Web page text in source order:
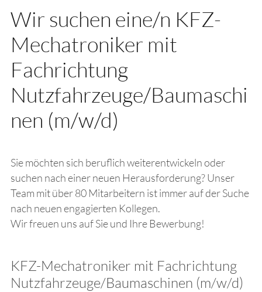
Wir suchen eine/n ​KFZ-
Mechatroniker mit
Fachrichtung
Nutzfahrzeuge/Baumaschi
nen (m/w/d)
Sie möchten sich beruflich weiterentwickeln oder
suchen nach einer neuen Herausforderung? Unser
Team mit über 80 Mitarbeitern ist immer auf der Suche
nach neuen engagierten Kollegen.
Wir freuen uns auf Sie und Ihre Bewerbung!
KFZ-Mechatroniker mit Fachrichtung
Nutzfahrzeuge/Baumaschinen (m/w/d)